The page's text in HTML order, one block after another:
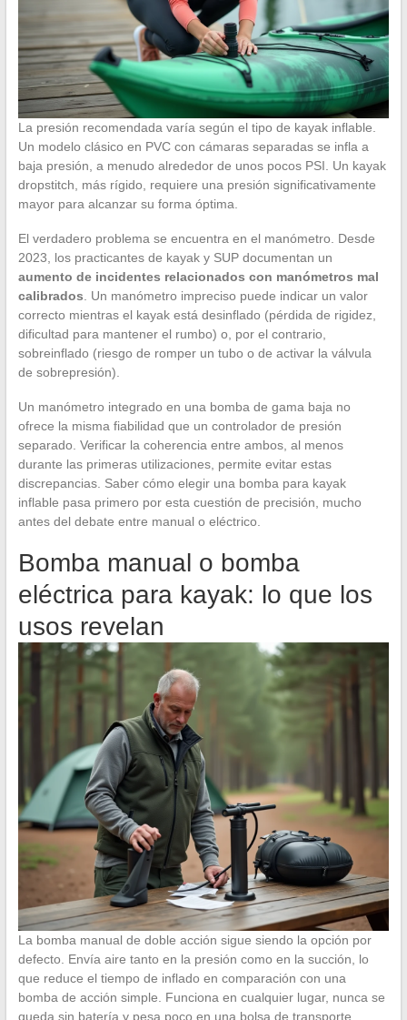
La presión recomendada varía según el tipo de kayak inflable.
Un modelo clásico en PVC con cámaras separadas se infla a
baja presión, a menudo alrededor de unos pocos PSI. Un kayak
dropstitch, más rígido, requiere una presión significativamente
mayor para alcanzar su forma óptima.
El verdadero problema se encuentra en el manómetro. Desde
2023, los practicantes de kayak y SUP documentan un
aumento de incidentes relacionados con manómetros mal
calibrados . Un manómetro impreciso puede indicar un valor
correcto mientras el kayak está desinflado (pérdida de rigidez,
dificultad para mantener el rumbo) o, por el contrario,
sobreinflado (riesgo de romper un tubo o de activar la válvula
de sobrepresión).
Un manómetro integrado en una bomba de gama baja no
ofrece la misma fiabilidad que un controlador de presión
separado. Verificar la coherencia entre ambos, al menos
durante las primeras utilizaciones, permite evitar estas
discrepancias. Saber cómo elegir una bomba para kayak
inflable pasa primero por esta cuestión de precisión, mucho
antes del debate entre manual o eléctrico.
Bomba manual o bomba
eléctrica para kayak: lo que los
usos revelan
La bomba manual de doble acción sigue siendo la opción por
defecto. Envía aire tanto en la presión como en la succión, lo
que reduce el tiempo de inflado en comparación con una
bomba de acción simple. Funciona en cualquier lugar, nunca se
queda sin batería y pesa poco en una bolsa de transporte.